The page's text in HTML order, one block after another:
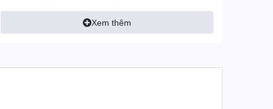
để khách có được cái nhìn chính xác nhất về sản
phẩm, tránh làm sai lệch tính thực tế của sản phẩm
Xem thêm